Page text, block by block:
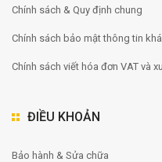
Chính sách & Quy định chung
Chính sách bảo mật thông tin
Chính sách viết hóa đơn VAT và
ĐIỀU KHOẢN
Bảo hành & Sửa chữa